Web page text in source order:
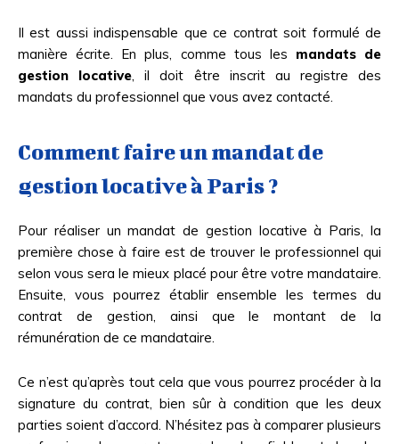
Il est aussi indispensable que ce contrat soit formulé de
manière écrite. En plus, comme tous les mandats de
gestion locative, il doit être inscrit au registre des
mandats du professionnel que vous avez contacté.
Comment faire un mandat de
gestion locative à Paris ?
Pour réaliser un mandat de gestion locative à Paris, la
première chose à faire est de trouver le professionnel qui
selon vous sera le mieux placé pour être votre mandataire.
Ensuite, vous pourrez établir ensemble les termes du
contrat de gestion, ainsi que le montant de la
rémunération de ce mandataire.
Ce n’est qu’après tout cela que vous pourrez procéder à la
signature du contrat, bien sûr à condition que les deux
parties soient d’accord. N’hésitez pas à comparer plusieurs